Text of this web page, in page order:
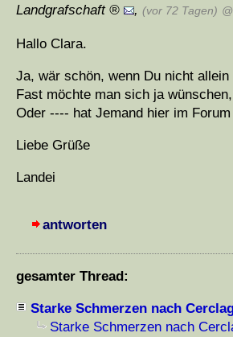
Landgrafschaft , (vor 72 Tagen)
Hallo Clara.
Ja, wär schön, wenn Du nicht
Fast möchte man sich ja
Oder ---- hat Jemand hier im
Liebe Grüße
Landei
antworten
gesamter Thread:
Starke Schmerzen nach
Starke Schmerzen nach